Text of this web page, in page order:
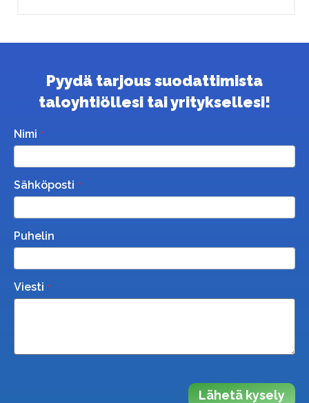
Pyydä tarjous suodattimista
taloyhtiöllesi tai yrityksellesi!
Nimi
Sähköposti
Puhelin
Viesti
Lähetä kysely